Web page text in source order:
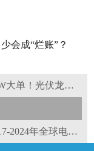
会成“烂账”？
上一条：乐鱼体育官网app下载-1.175GW大单！光伏龙头通威挺进中东
下一条：乐鱼体育官网app下载-复盘2017-2024年全球电池片出货洗牌变局